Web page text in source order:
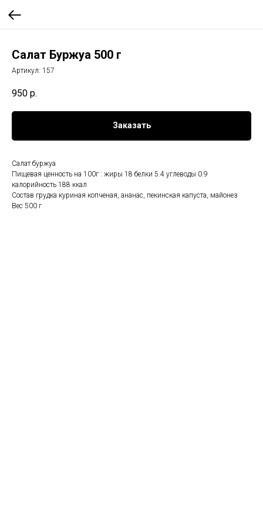
Салат Буржуа 500 г
Артикул: 157
950 р.
Заказать
Салат буржуа
Пищевая ценность на 100г : жиры 18 белки 5.4 углеводы 0.9
калорийность 188 ккал
Состав грудка куриная копченая, ананас, пекинская капуста, майонез
Вес 500 г